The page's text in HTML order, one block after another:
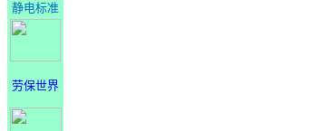
静电标准
劳保世界